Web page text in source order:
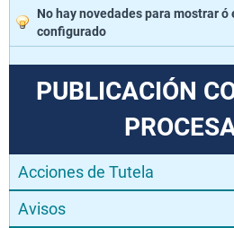
No hay novedades para mostrar
configurado
PUBLICACIÓN
Acciones de Tutela
Avisos